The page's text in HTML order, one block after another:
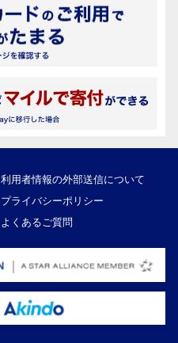
利用者情報の外部送信について
プライバシーポリシー
よくあるご質問